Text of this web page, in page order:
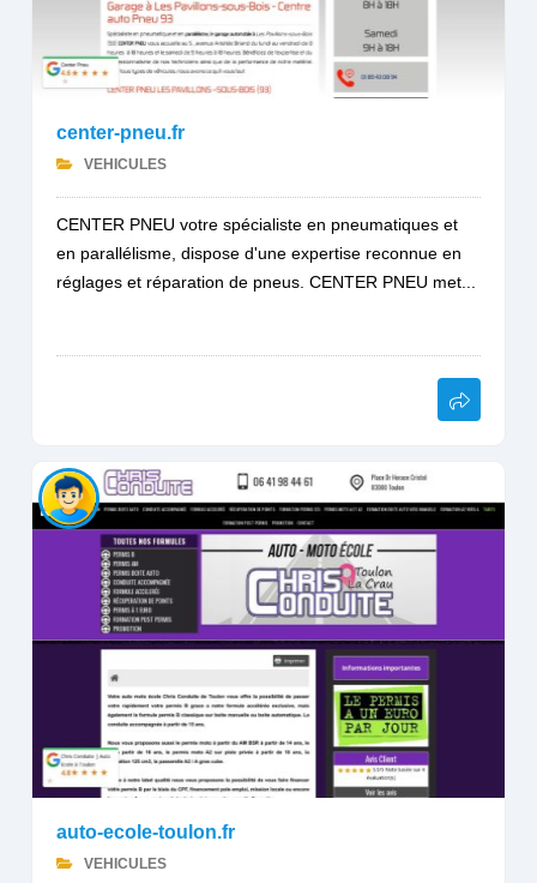
center-pneu.fr
VEHICULES
CENTER PNEU votre spécialiste en pneumatiques et
en parallélisme, dispose d'une expertise reconnue en
réglages et réparation de pneus. CENTER PNEU met...
auto-ecole-toulon.fr
VEHICULES